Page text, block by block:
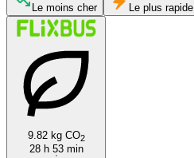
Saint-Malo
Le moins cher Le plus rapide
9.82 kg CO2
28 h 53 min